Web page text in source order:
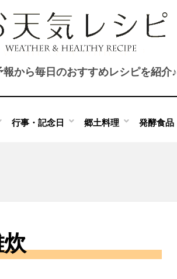
報から毎日のおすすめレシピを紹介♪
行事・記念日 郷土料理 発酵食品